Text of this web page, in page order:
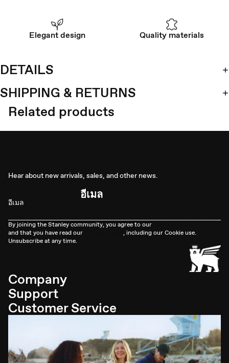
Elegant design Quality materials
DETAILS
SHIPPING & RETURNS
Related products
Hear about new arrivals, sales, and other news.
อีเมล
By joining the Stanley community, you agree to our
and that you have read our
, including our Cookie use.
Unsubscribe at any time.
Company
Support
Customer Service